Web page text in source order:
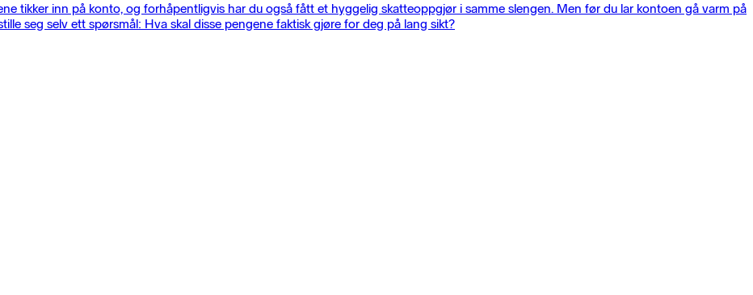
tikker inn på konto, og forhåpentligvis har du også fått et hyggelig skatteoppgjør i samme slengen. Men før du lar kontoen gå varm på
seg selv ett spørsmål: Hva skal disse pengene faktisk gjøre for deg på lang sikt?